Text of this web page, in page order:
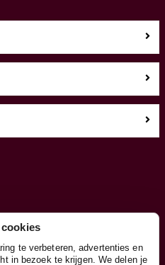
te verbeteren, advertenties en
in bezoek te krijgen. We delen je